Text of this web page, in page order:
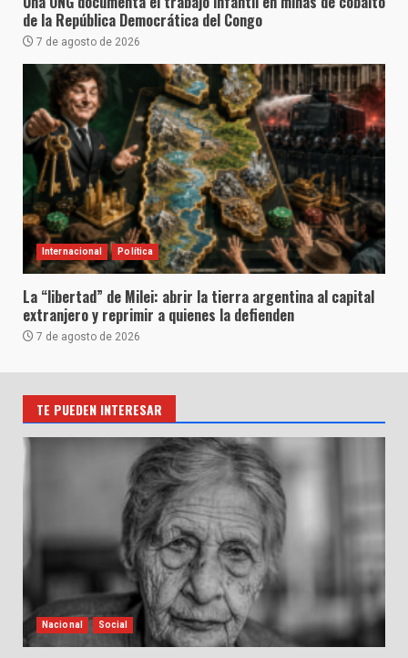
de la República Democrática del Congo
7 de agosto de 2026
Internacional Política
La “libertad” de Milei: abrir la tierra argentina al capital
extranjero y reprimir a quienes la defienden
7 de agosto de 2026
TE PUEDEN INTERESAR
Nacional Social